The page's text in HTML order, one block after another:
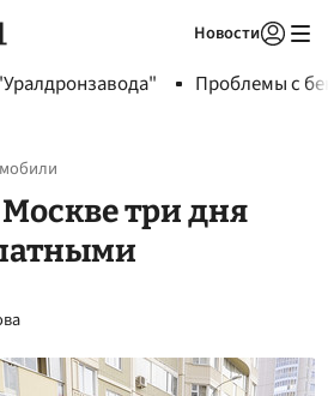
Новости
Проблемы с
три дня